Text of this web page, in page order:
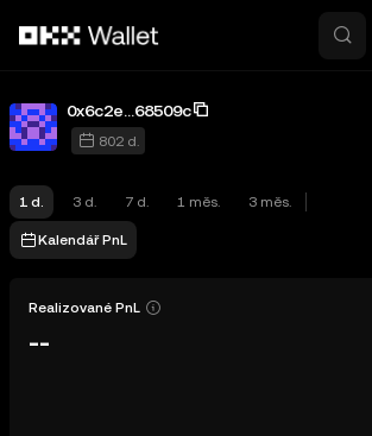
0x6c2e...68509c
802 d.
1 d. 3 d. 7 d. 1 měs. 3 měs.
Kalendář PnL
Realizované PnL
--